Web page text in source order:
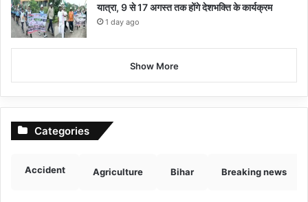
यात्रा, 9 से 17 अगस्त तक होंगे देशभक्ति के कार्यक्रम
1 day ago
Show More
Categories
Accident Agriculture Bihar Breaking news